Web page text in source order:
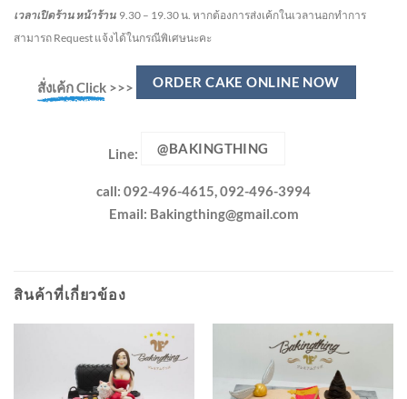
เวลาเปิดร้าน หน้าร้าน 9.30 – 19.30 น. หากต้องการส่งเค้กในเวลานอกทำการ
สามารถ Request แจ้งได้ในกรณีพิเศษนะคะ
สั่งเค้ก Click>>> ORDER CAKE ONLINE NOW
Line: @BAKINGTHING
call: 092-496-4615, 092-496-3994
Email: Bakingthing@gmail.com
สินค้าที่เกี่ยวข้อง